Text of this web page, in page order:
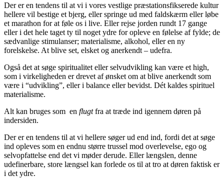
Der er en tendens til at vi i vores vestlige præstationsfikserede kultur
hellere vil bestige et bjerg, eller springe ud med faldskærm eller løbe
et marathon for at føle os i live. Eller rejse jorden rundt 17 gange
eller i det hele taget ty til noget ydre for opleve en følelse af fylde; de
sædvanlige stimulanser; materialisme, alkohol, eller en ny
forelskelse. At blive set, elsket og anerkendt – udefra.
Også det at søge spiritualitet eller selvudvikling kan være et high,
som i virkeligheden er drevet af ønsket om at blive anerkendt som
være i “udvikling”, eller i balance eller bevidst. Dét kaldes spirituel
materialisme.
Alt kan bruges som en flugtfra at træde ind igennem døren på
indersiden.
Der er en tendens til at vi hellere søger ud end ind, fordi det at søge
ind opleves som en endnu større trussel mod overlevelse, ego og
selvopfattelse end det vi møder derude. Eller længslen, denne
udefinerbare, store længsel kan forlede os til at tro at døren faktisk er
i det ydre.